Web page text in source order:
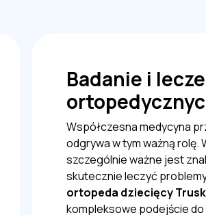
Badanie i
Współczesna medycyna
odgrywa w tym ważną
szczególnie ważne jest
skutecznie leczyć
ortopeda dziecięcy
kompleksowe podejście